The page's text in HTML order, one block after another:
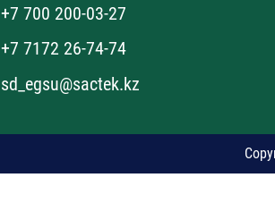
+7 700 200-03-27
+7 7172 26-74-74
sd_egsu@sactek.kz